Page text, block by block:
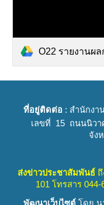
O22 รายงานผ
ที่อยู่ติดต่อ : สำนักงา
เลขที่ 15 ถนนนิวา
จัง
ส่งข่าวประชาสัมพันธ์ ถึ
101 โทรสาร